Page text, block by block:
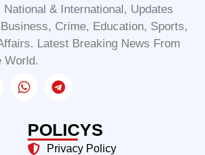
& International, Updates
Crime, Education, Sports,
Latest Breaking News From
World.
POLICYS
Privacy Policy